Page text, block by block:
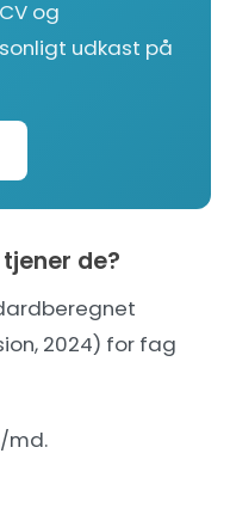
og
udkast på
de?
2024) for fag
md.